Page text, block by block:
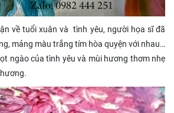
về tuổi xuân và tình yêu, người họa sĩ đã
mảng màu trắng tím hòa quyện với nhau…
ngào của tình yêu và mùi hương thơm nhẹ